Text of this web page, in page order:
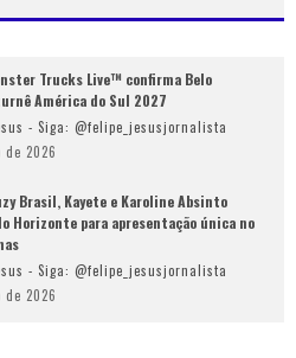
Trucks Live™ confirma Belo
América do Sul 2027
- Siga: @felipe_jesusjornalista
de 2026
Brasil, Kayete e Karoline Absinto
Horizonte para apresentação única no
- Siga: @felipe_jesusjornalista
de 2026